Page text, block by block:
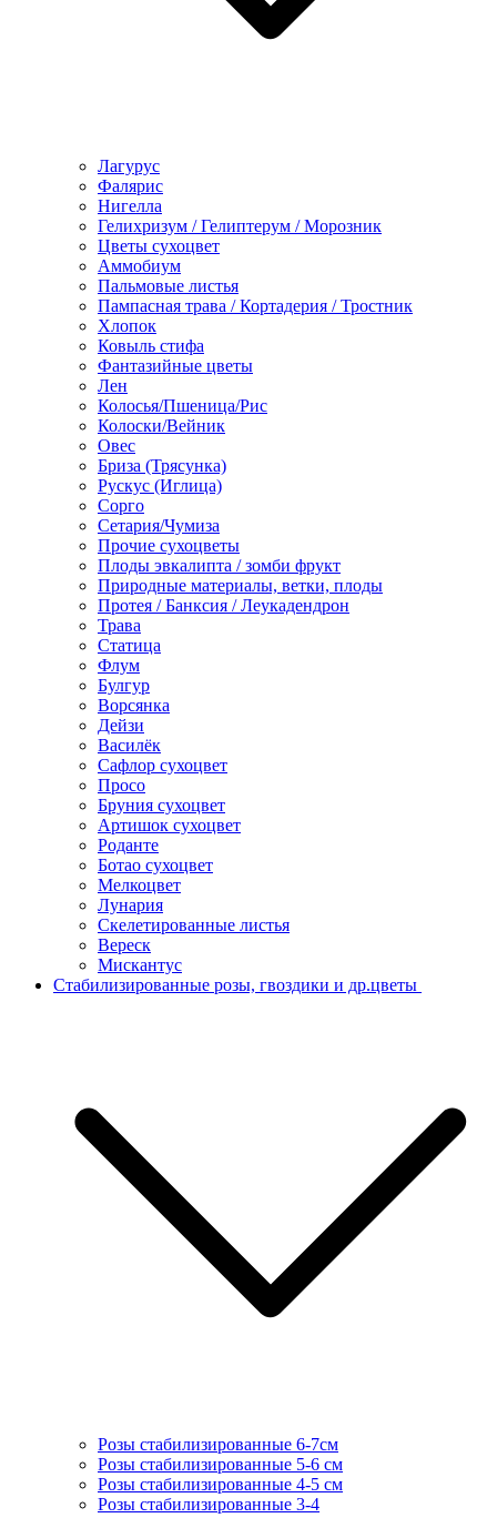
Лагурус
Фалярис
Нигелла
Гелихризум / Гелиптерум / Морозник
Цветы сухоцвет
Аммобиум
Пальмовые листья
Пампасная трава / Кортадерия / Тростник
Хлопок
Ковыль стифа
Фантазийные цветы
Лен
Колосья/Пшеница/Рис
Колоски/Вейник
Овес
Бриза (Трясунка)
Рускус (Иглица)
Сорго
Сетария/Чумиза
Прочие сухоцветы
Плоды эвкалипта / зомби фрукт
Природные материалы, ветки, плоды
Протея / Банксия / Леукадендрон
Трава
Статица
Флум
Булгур
Ворсянка
Дейзи
Василёк
Сафлор сухоцвет
Просо
Бруния сухоцвет
Артишок сухоцвет
Роданте
Ботао сухоцвет
Мелкоцвет
Лунария
Скелетированные листья
Вереск
Мискантус
Стабилизированные розы, гвоздики и др.цветы
Розы стабилизированные 6-7см
Розы стабилизированные 5-6 см
Розы стабилизированные 4-5 см
Розы стабилизированные 3-4